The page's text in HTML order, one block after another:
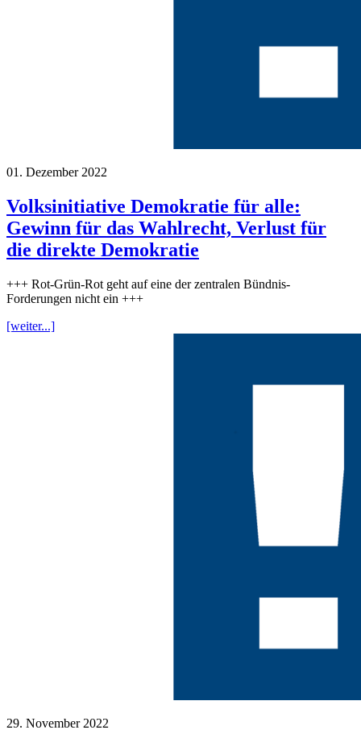
01. Dezember 2022
Volksinitiative Demokratie für alle:
Gewinn für das Wahlrecht, Verlust für
die direkte Demokratie
+++ Rot-Grün-Rot geht auf eine der zentralen Bündnis-
Forderungen nicht ein +++
[weiter...]
29. November 2022